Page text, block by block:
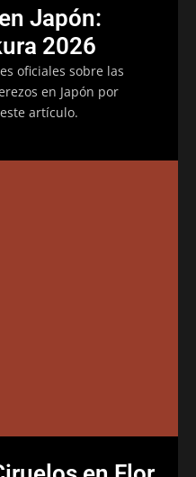
Japón:
2026
oficiales sobre las
en Japón por
artículo.